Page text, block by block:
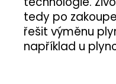
tedy po
řešit výměnu
například u